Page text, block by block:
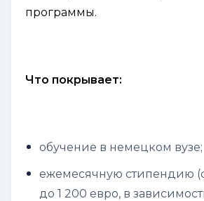
программы.
Что покрывает:
обучение в немецком вузе;
ежемесячную стипендию
до 1 200 евро, в